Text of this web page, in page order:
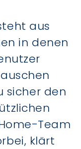
aus
in denen
sicher den
Team
klärt